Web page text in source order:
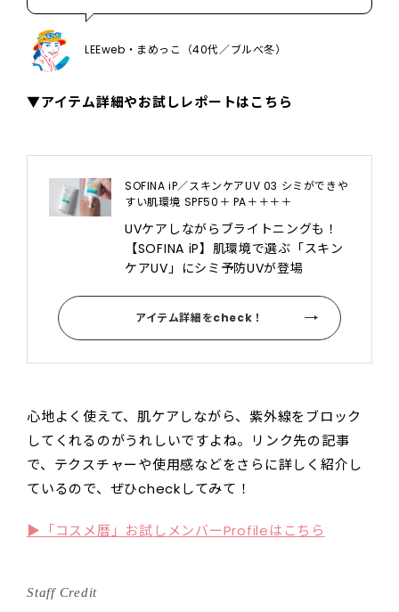
LEEweb・まめっこ（40代／ブルべ冬）
▼アイテム詳細やお試しレポートはこちら
SOFINA iP／スキンケアUV 03 シミができや
すい肌環境 SPF50＋ PA＋＋＋＋
UVケアしながらブライトニングも！
【SOFINA iP】肌環境で選ぶ「スキン
ケアUV」にシミ予防UVが登場
アイテム詳細をcheck！
心地よく使えて、肌ケアしながら、紫外線をブロック
してくれるのがうれしいですよね。リンク先の記事
で、テクスチャーや使用感などをさらに詳しく紹介し
ているので、ぜひcheckしてみて！
▶「コスメ暦」お試しメンバーProfileはこちら
Staff Credit